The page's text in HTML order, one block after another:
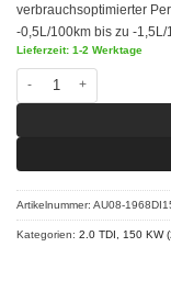
verbrauchsoptimierter
-0,5L/100km bis zu -
Lieferzeit: 1-2 Werktage
Chiptuning Audi A7 4K -
Artikelnummer: AU08-
Kategorien: 2.0 TDI, 150 KW